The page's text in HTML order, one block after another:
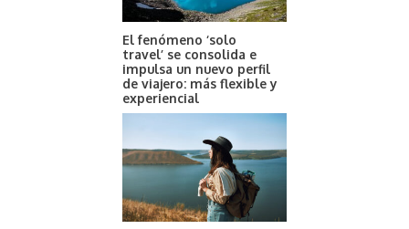
El fenómeno ‘solo
travel’ se consolida e
impulsa un nuevo perfil
de viajero: más flexible y
experiencial